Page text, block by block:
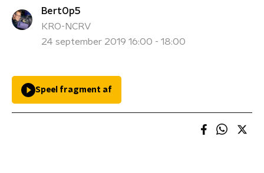
BertOp5
KRO-NCRV
24 september 2019 16:00 - 18:00
Speel fragment af